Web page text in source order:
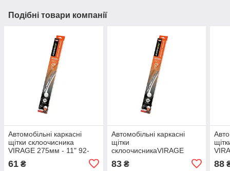
Подібні товари компанії
Автомобільні каркасні
щітки склоочисника
VIRAGE 275мм - 11" 92-
61 ₴
Автомобільні каркасні
щітки
склоочисникаVIRAGE
83₴ 88